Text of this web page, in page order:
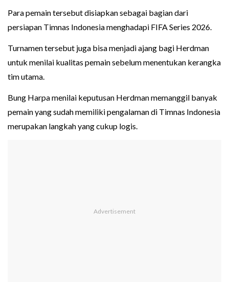
Para pemain tersebut disiapkan sebagai bagian dari
persiapan Timnas Indonesia menghadapi FIFA Series 2026.
Turnamen tersebut juga bisa menjadi ajang bagi Herdman
untuk menilai kualitas pemain sebelum menentukan kerangka
tim utama.
Bung Harpa menilai keputusan Herdman memanggil banyak
pemain yang sudah memiliki pengalaman di Timnas Indonesia
merupakan langkah yang cukup logis.